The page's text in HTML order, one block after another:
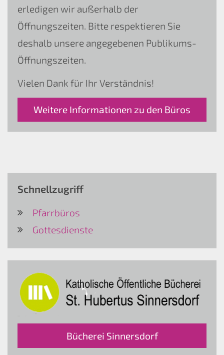
erledigen wir außerhalb der
Öffnungszeiten. Bitte respektieren Sie
deshalb unsere angegebenen Publikums-
Öffnungszeiten.
Vielen Dank für Ihr Verständnis!
Weitere Informationen zu den Büros
Schnellzugriff
Pfarrbüros
Gottesdienste
Bücherei Sinnersdorf